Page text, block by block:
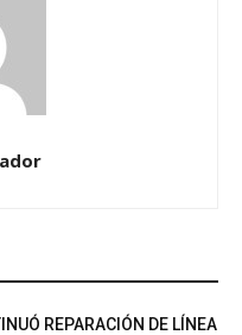
REPARACIÓN DE LÍNEA